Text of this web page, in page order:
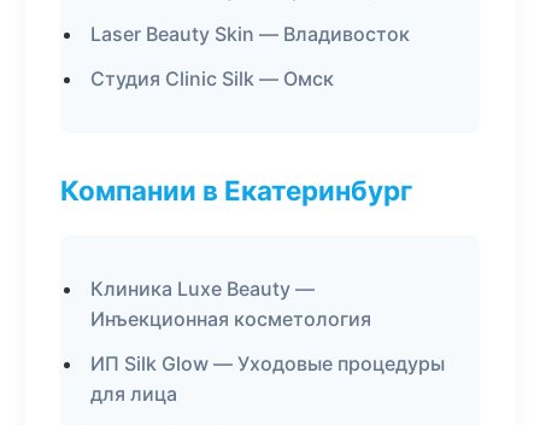
Laser Beauty Skin — Владивосток
Студия Clinic Silk — Омск
Компании в Екатеринбург
Клиника Luxe Beauty —
Инъекционная косметология
ИП Silk Glow — Уходовые процедуры
для лица